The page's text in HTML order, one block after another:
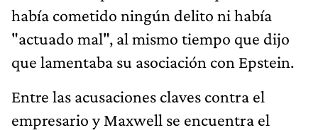
había cometido ningún delito ni había
"actuado mal", al mismo tiempo que dijo
que lamentaba su asociación con Epstein.
Entre las acusaciones claves contra el
empresario y Maxwell se encuentra el